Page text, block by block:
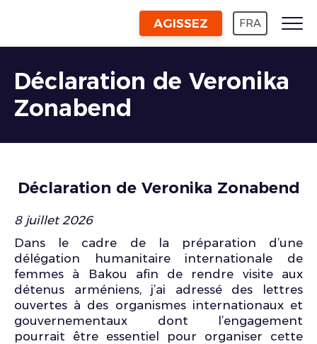
AGISSEZ FRA
Déclaration de Veronika
Zonabend
Déclaration de Veronika Zonabend
8 juillet 2026
Dans le cadre de la préparation d’une
délégation humanitaire internationale de
femmes à Bakou afin de rendre visite aux
détenus arméniens, j’ai adressé des lettres
ouvertes à des organismes internationaux et
gouvernementaux dont l’engagement
pourrait être essentiel pour organiser cette